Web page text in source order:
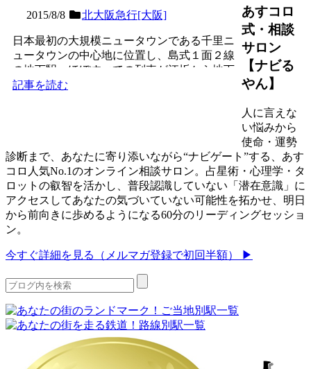
2015/8/8 北大阪急行[大阪]
日本最初の大規模ニュータウンである千里ニ
ュータウンの中心地に位置し、島式１面２線
の地下駅。ほぼすべての列車が江坂から地下
鉄御堂筋線に直通して...
記事を読む
あすコロ
式・相談
サロン
【ナビる
やん】
人に言えな
い悩みから
使命・運勢
診断まで、あなたに寄り添いながら“ナビゲート”する、あす
コロ人気No.1のオンライン相談サロン。占星術・心理学・タ
ロットの叡智を活かし、普段認識していない「潜在意識」に
アクセスしてあなたの気づいていない可能性を拓かせ、明日
から前向きに歩めるようになる60分のリーディングセッショ
ン。
今すぐ詳細を見る（メルマガ登録で初回半額） ▶